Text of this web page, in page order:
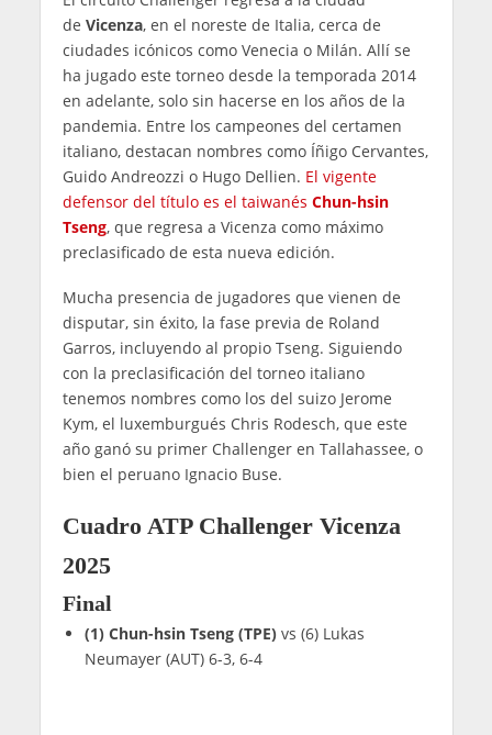
de Vicenza, en el noreste de Italia, cerca de
ciudades icónicos como Venecia o Milán. Allí se
ha jugado este torneo desde la temporada 2014
en adelante, solo sin hacerse en los años de la
pandemia. Entre los campeones del certamen
italiano, destacan nombres como Íñigo Cervantes,
Guido Andreozzi o Hugo Dellien. El vigente
defensor del título es el taiwanés Chun-hsin
Tseng, que regresa a Vicenza como máximo
preclasificado de esta nueva edición.
Mucha presencia de jugadores que vienen de
disputar, sin éxito, la fase previa de Roland
Garros, incluyendo al propio Tseng. Siguiendo
con la preclasificación del torneo italiano
tenemos nombres como los del suizo Jerome
Kym, el luxemburgués Chris Rodesch, que este
año ganó su primer Challenger en Tallahassee, o
bien el peruano Ignacio Buse.
Cuadro ATP Challenger Vicenza
2025
Final
(1) Chun-hsin Tseng (TPE)vs (6) Lukas
Neumayer (AUT) 6-3, 6-4